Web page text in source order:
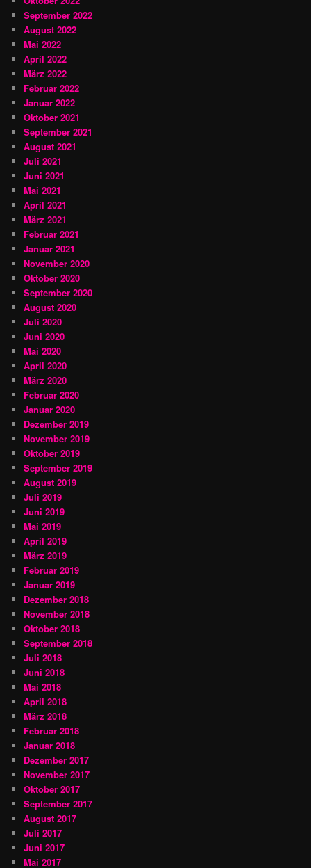
September 2022
August 2022
Mai 2022
April 2022
März 2022
Februar 2022
Januar 2022
Oktober 2021
September 2021
August 2021
Juli 2021
Juni 2021
Mai 2021
April 2021
März 2021
Februar 2021
Januar 2021
November 2020
Oktober 2020
September 2020
August 2020
Juli 2020
Juni 2020
Mai 2020
April 2020
März 2020
Februar 2020
Januar 2020
Dezember 2019
November 2019
Oktober 2019
September 2019
August 2019
Juli 2019
Juni 2019
Mai 2019
April 2019
März 2019
Februar 2019
Januar 2019
Dezember 2018
November 2018
Oktober 2018
September 2018
Juli 2018
Juni 2018
Mai 2018
April 2018
März 2018
Februar 2018
Januar 2018
Dezember 2017
November 2017
Oktober 2017
September 2017
August 2017
Juli 2017
Juni 2017
Mai 2017